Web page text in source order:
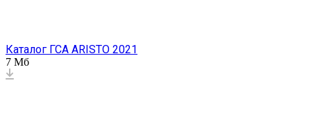
Каталог ГСА ARISTO 2021
7 Мб